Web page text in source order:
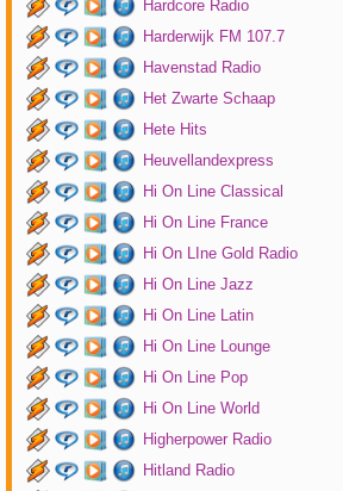
Hardcore Radio
Harderwijk FM 107.7
Havenstad Radio
Het Zwarte Schaap
Hete Hits
Heuvellandexpress
Hi On Line Classical
Hi On Line France
Hi On LIne Gold Radio
Hi On Line Jazz
Hi On Line Latin
Hi On Line Lounge
Hi On Line Pop
Hi On Line World
Higherpower Radio
Hitland Radio